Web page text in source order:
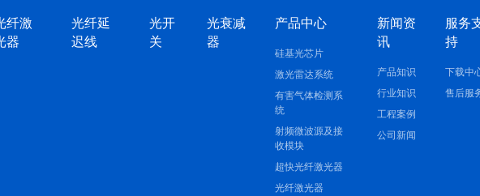
纤激
器
光纤延
迟线
光开
关
光衰减
器
产品中心
硅基光芯片
激光雷达系统
有害气体检测系
统
射频微波源及接
收模块
超快光纤激光器
光纤激光器
新闻资
讯
产品知识
行业知识
工程案例
公司新闻
服务
持
下载中
售后服